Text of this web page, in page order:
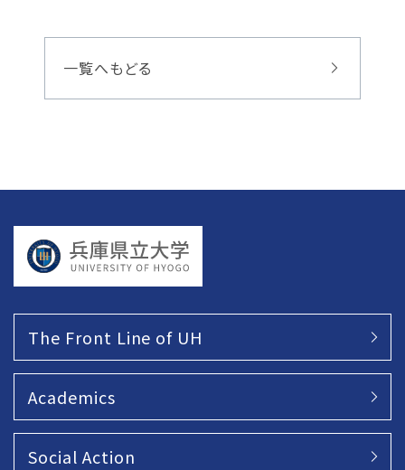
一覧へもどる
The Front Line of UH
Academics
Social Action